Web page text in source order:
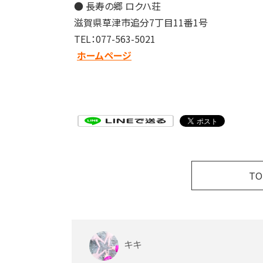
● 長寿の郷 ロクハ荘
滋賀県草津市追分7丁目11番1号
TEL：077-563-5021
ホームページ
キキ